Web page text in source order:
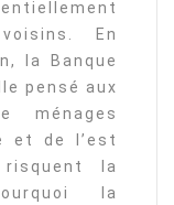
En
la Banque
pensé aux
ménages
et de l’est
la
la